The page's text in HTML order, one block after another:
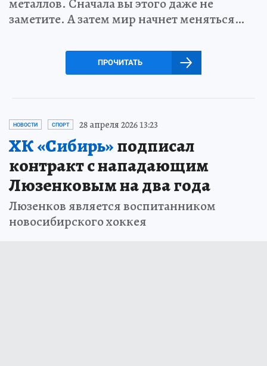
заметите. А затем мир начнет меняться…
ПРОЧИТАТЬ
НОВОСТИ СПОРТ 28 апреля 2026 13:23
ХК «Сибирь»подписал
контракт с нападающим
Люзенковым на два года
Люзенков является воспитанником
новосибирского хоккея